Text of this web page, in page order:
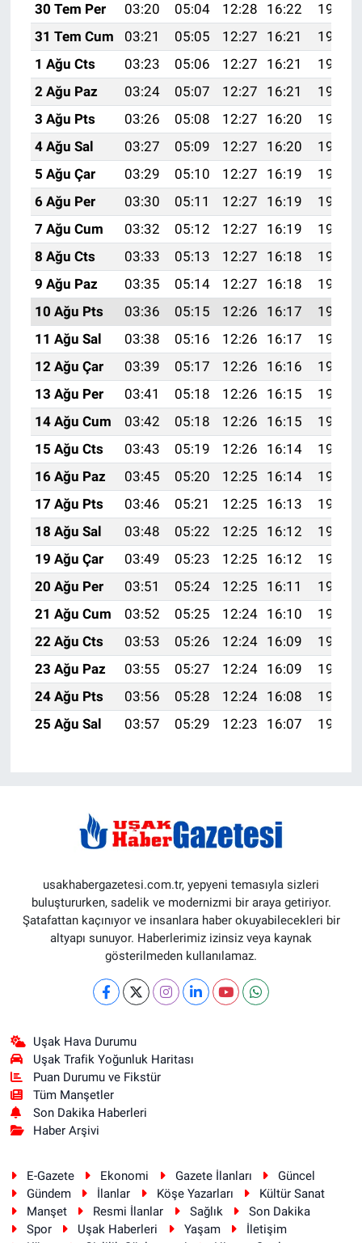
30 Tem Per
03:20 05:04 12:28 16:22
19:41
31 Tem Cum
03:21 05:05 12:27 16:21
19:40
1 Ağu Cts
03:23 05:06 12:27 16:21
19:39
2 Ağu Paz
03:24 05:07 12:27 16:21
19:38
3 Ağu Pts
03:26 05:08 12:27 16:20
19:37
4 Ağu Sal
03:27 05:09 12:27 16:20
19:36
5 Ağu Çar
03:29 05:10 12:27 16:19
19:34
6 Ağu Per
03:30 05:11 12:27 16:19
19:33
7 Ağu Cum
03:32 05:12 12:27 16:19
19:32
8 Ağu Cts
03:33 05:13 12:27 16:18
19:31
9 Ağu Paz
03:35 05:14 12:27 16:18
19:30
10 Ağu Pts
03:36 05:15 12:26 16:17
19:28
11 Ağu Sal
03:38 05:16 12:26 16:17
19:27
12 Ağu Çar
03:39 05:17 12:26 16:16
19:26
13 Ağu Per
03:41 05:18 12:26 16:15
19:25
14 Ağu Cum
03:42 05:18 12:26 16:15
19:23
15 Ağu Cts
03:43 05:19 12:26 16:14
19:22
16 Ağu Paz
03:45 05:20 12:25 16:14
19:20
17 Ağu Pts
03:46 05:21 12:25 16:13
19:19
18 Ağu Sal
03:48 05:22 12:25 16:12
19:18
19 Ağu Çar
03:49 05:23 12:25 16:12
19:16
20 Ağu Per
03:51 05:24 12:25 16:11
19:15
21 Ağu Cum
03:52 05:25 12:24 16:10
19:13
22 Ağu Cts
03:53 05:26 12:24 16:09
19:12
23 Ağu Paz
03:55 05:27 12:24 16:09
19:10
24 Ağu Pts
03:56 05:28 12:24 16:08
19:09
25 Ağu Sal
03:57 05:29 12:23 16:07 19:07
usakhabergazetesi.com.tr, yepyeni temasıyla sizleri
buluştururken, sadelik ve modernizmi bir araya getiriyor.
Şatafattan kaçınıyor ve insanlara haber okuyabilecekleri bir
altyapı sunuyor. Haberlerimiz izinsiz veya kaynak
gösterilmeden kullanılamaz.
Uşak Hava Durumu
Uşak Trafik Yoğunluk Haritası
Puan Durumu ve Fikstür
Tüm Manşetler
Son Dakika Haberleri
Haber Arşivi
E-Gazete Ekonomi Gazete İlanları
Güncel
Gündem
İlanlar Köşe Yazarları
Kültür Sanat
Manşet
Resmi İlanlar Sağlık
Son Dakika
Spor
Uşak Haberleri Yaşam
İletişim